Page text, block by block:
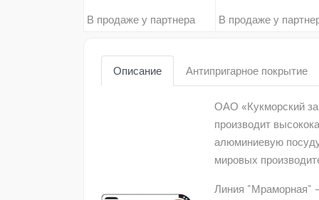
В продаже у партнера В продаже у
Описание Антипригарное покрытие
ОАО «Кукморский
производит
алюминиевую
мировых
Линия "Мраморная"